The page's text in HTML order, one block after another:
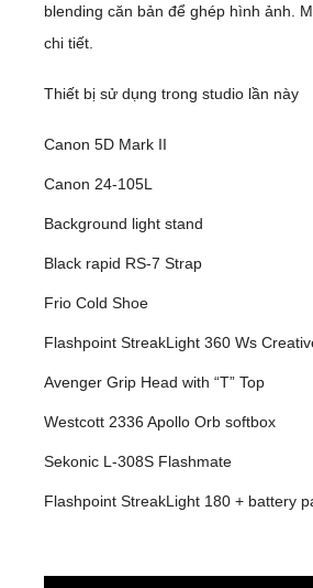
blending căn bản để ghép hình ảnh.
chi tiết.
Thiết bị sử dụng trong studio lần này
Canon 5D Mark II
Canon 24-105L
Background light stand
Black rapid RS-7 Strap
Frio Cold Shoe
Flashpoint StreakLight 360 Ws
Avenger Grip Head with “T” Top
Westcott 2336 Apollo Orb softbox
Sekonic L-308S Flashmate
Flashpoint StreakLight 180 + battery